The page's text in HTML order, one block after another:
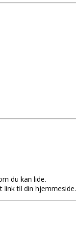
du kan lide.
til din hjemmeside.